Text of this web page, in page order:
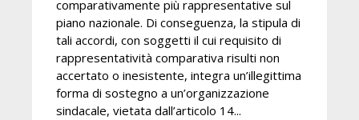
comparativamente più rappresentative sul
piano nazionale. Di conseguenza, la stipula di
tali accordi, con soggetti il cui requisito di
rappresentatività comparativa risulti non
accertato o inesistente, integra un’illegittima
forma di sostegno a un’organizzazione
sindacale, vietata dall’articolo 14...